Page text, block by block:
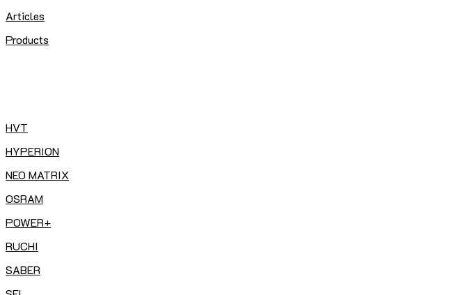
Articles
Products
HVT
HYPERION
NEO MATRIX
OSRAM
POWER+
RUCHI
SABER